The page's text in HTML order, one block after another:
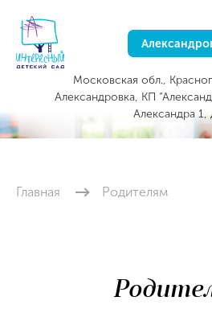
Московская обл.,
Александровка, КП
Александра 1,
Главная Родителям